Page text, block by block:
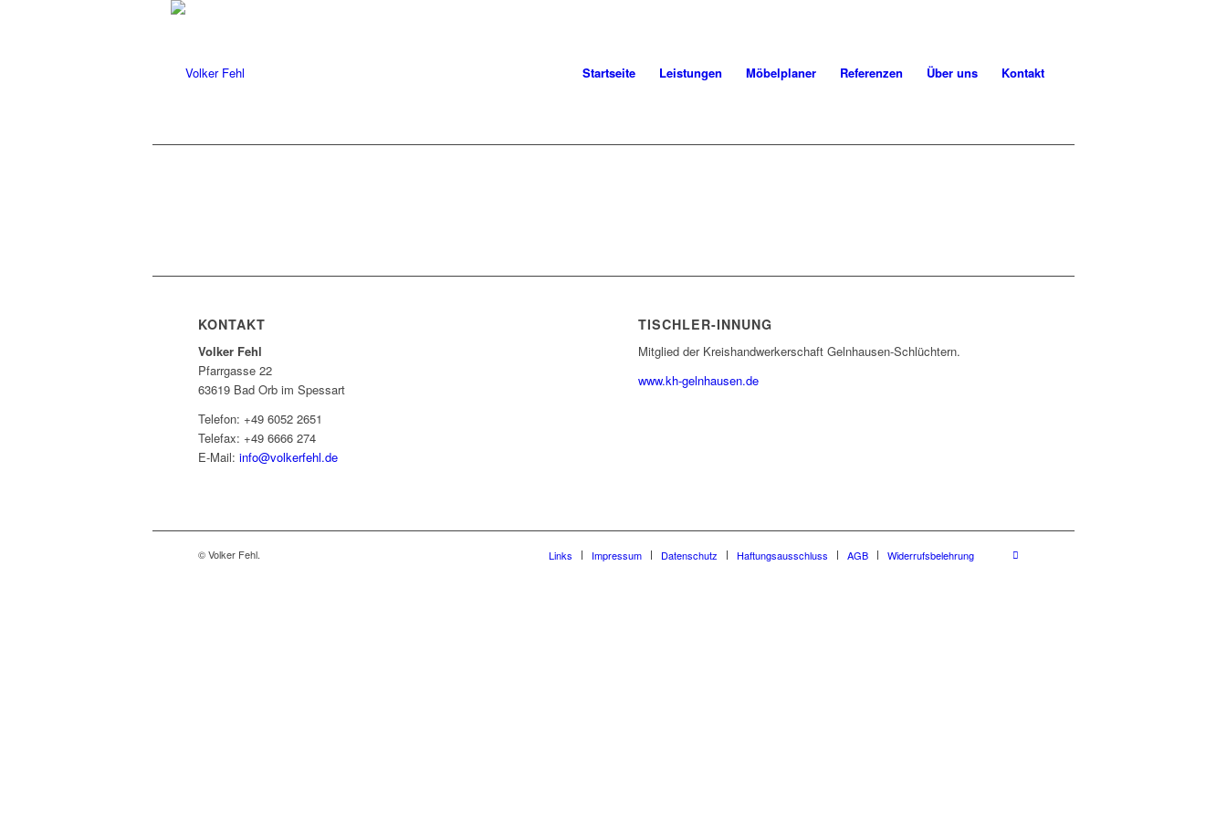
Startseite Leistungen Möbelplaner Referenzen Über uns Kontakt
KONTAKT
Volker Fehl
Pfarrgasse 22
63619 Bad Orb im Spessart
Telefon: +49 6052 2651
Telefax: +49 6666 274
E-Mail: info@volkerfehl.de
TISCHLER-INNUNG
Mitglied der Kreishandwerkerschaft Gelnhausen-Schlüchtern.
www.kh-gelnhausen.de
© Volker Fehl. Links Impressum Datenschutz Haftungsausschluss AGB Widerrufsbelehrung